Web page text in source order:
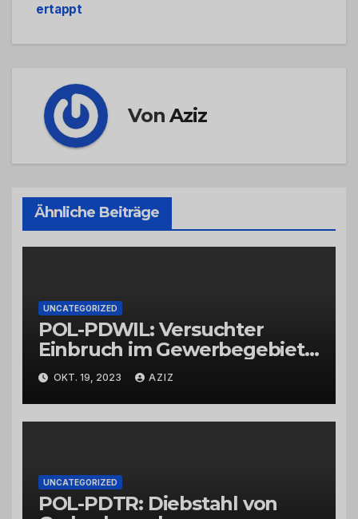
ertappt
VonAziz
Ähnliche Beiträge
UNCATEGORIZED
POL-PDWIL: Versuchter
Einbruch im Gewerbegebiet
Wittlich
OKT. 19, 2023 AZIZ
UNCATEGORIZED
POL-PDTR: Diebstahl von